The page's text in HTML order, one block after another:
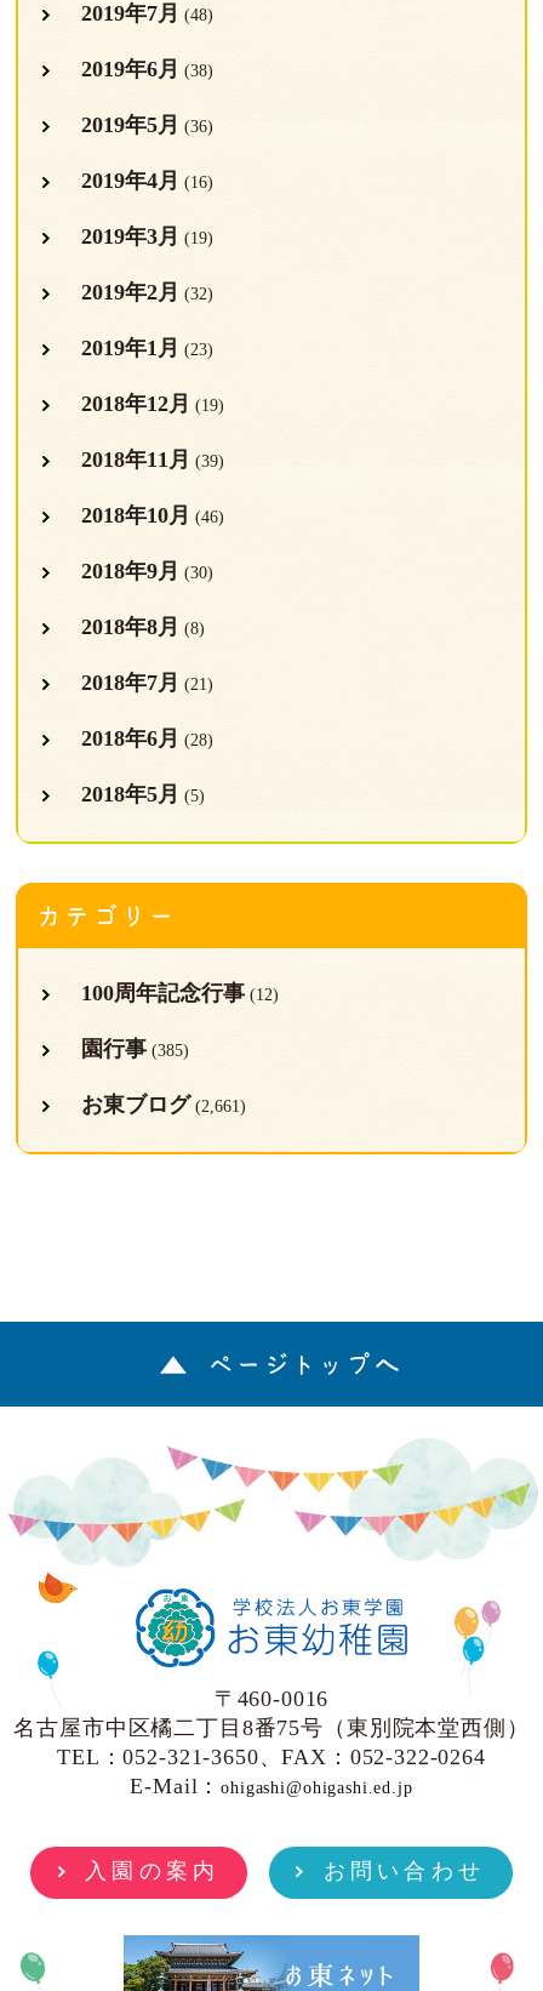
2019年7月 (48)
2019年6月 (38)
2019年5月 (36)
2019年4月 (16)
2019年3月 (19)
2019年2月 (32)
2019年1月 (23)
2018年12月 (19)
2018年11月 (39)
2018年10月 (46)
2018年9月 (30)
2018年8月 (8)
2018年7月 (21)
2018年6月 (28)
2018年5月 (5)
カテゴリー
100周年記念行事(12)
園行事(385)
お東ブログ (2,661)
ページトップへ
〒460-0016
名古屋市中区橘二丁目8番75号（東別院本堂西側）
TEL：052-321-3650、FAX：052-322-0264
E-Mail：ohigashi@ohigashi.ed.jp
入園の案内 お問い合わせ